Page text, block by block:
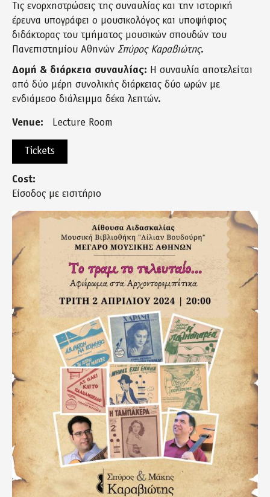
Τις ενορχηστρώσεις της συναυλίας και την ιστορική
έρευνα υπογράφει ο μουσικολόγος και υποψήφιος
διδάκτορας του τμήματος μουσικών σπουδών του
Πανεπιστημίου Αθηνών Σπύρος Καραβιώτης.
Δομή & διάρκεια συναυλίας: Η συναυλία αποτελείται
από δύο μέρη συνολικής διάρκειας δύο ωρών με
ενδιάμεσο διάλειμμα δέκα λεπτών.
Venue: Lecture Room
Tickets
Cost:
Είσοδος με εισιτήριο